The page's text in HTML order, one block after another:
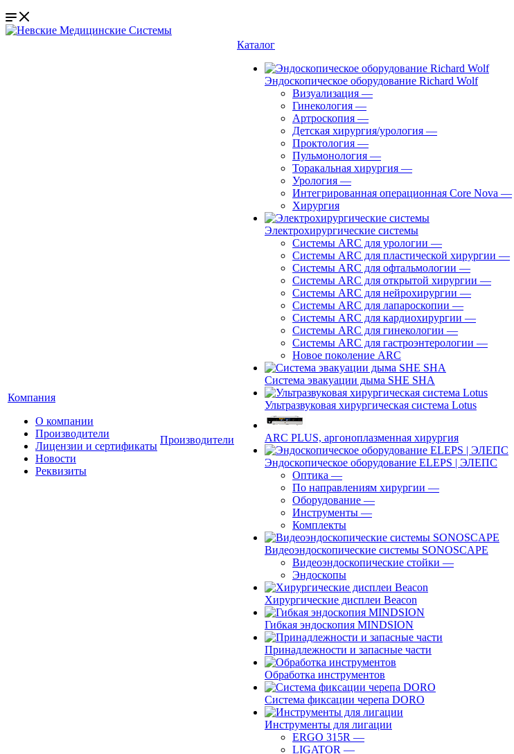
Компания
О компании
Производители
Лицензии и сертификаты
Новости
Реквизиты
Производители
Каталог
Эндоскопическое оборудование Richard Wolf
Визуализация —
Гинекология —
Артроскопия —
Детская хирургия/урология —
Проктология —
Пульмонология —
Торакальная хирургия —
Урология —
Интегрированная операционная Core Nova —
Хирургия
Электрохирургические системы
Системы ARC для урологии —
Системы ARC для пластической хирургии —
Системы ARC для офтальмологии —
Системы ARC для открытой хирургии —
Системы ARC для нейрохирургии —
Системы ARC для лапароскопии —
Системы ARC для кардиохирургии —
Системы ARC для гинекологии —
Системы ARC для гастроэнтерологии —
Новое поколение ARC
Система эвакуации дыма SHE SHA
Ультразвуковая хирургическая система Lotus
ARC PLUS, аргоноплазменная хирургия
Эндоскопическое оборудование ELEPS | ЭЛЕПС
Оптика —
По направлениям хирургии —
Оборудование —
Инструменты —
Комплекты
Видеоэндоскопические системы SONOSCAPE
Видеоэндоскопические стойки —
Эндоскопы
Хирургические дисплеи Beacon
Гибкая эндоскопия MINDSION
Принадлежности и запасные части
Обработка инструментов
Система фиксации черепа DORO
Инструменты для лигации
ERGO 315R —
LIGATOR —